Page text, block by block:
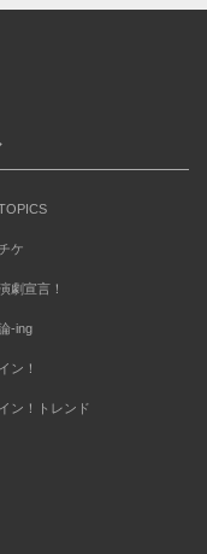
ケ
劇宣言！
-ing
ン！
ン！トレンド